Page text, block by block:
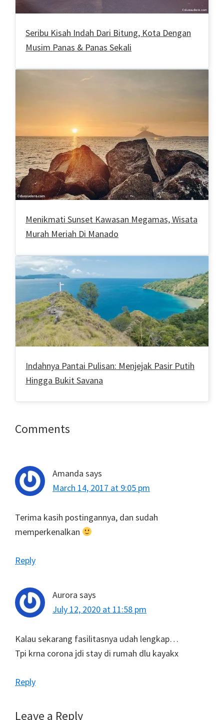
Seribu Kisah Indah Dari Bitung, Kota Dengan
Musim Panas & Panas Sekali
Menikmati Sunset Kawasan Megamas, Wisata
Murah Meriah Di Manado
Indahnya Pantai Pulisan: Menjejak Pasir Putih
Hingga Bukit Savana
Reader
Comments
Amanda says
March 14, 2017 at 9:05 pm
Terima kasih postingannya, dan sudah
memperkenalkan
Reply
Aurora says
July 12, 2020 at 11:58 pm
Kalau sekarang fasilitasnya udah lengkap…
Tpi krna corona jdi stay di rumah dlu kayakx
Reply
Leave a Reply